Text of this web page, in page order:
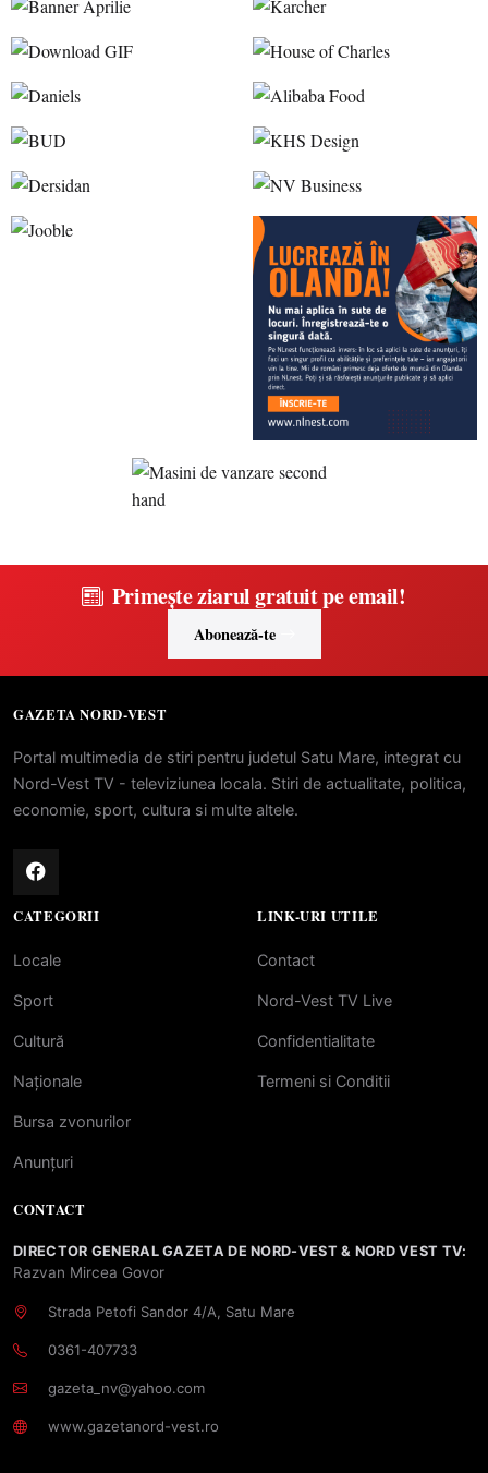
Primește ziarul gratuit pe email!
Abonează-te
GAZETA NORD-VEST
Portal multimedia de stiri pentru judetul Satu Mare, integrat cu
Nord-Vest TV - televiziunea locala. Stiri de actualitate, politica,
economie, sport, cultura si multe altele.
CATEGORII
Locale
Sport
Cultură
Naționale
Bursa zvonurilor
Anunțuri
LINK-URI UTILE
Contact
Nord-Vest TV Live
Confidentialitate
Termeni si Conditii
CONTACT
DIRECTOR GENERAL GAZETA DE NORD-VEST & NORD VEST TV:
Razvan Mircea Govor
Strada Petofi Sandor 4/A, Satu Mare
0361-407733
gazeta_nv@yahoo.com
www.gazetanord-vest.ro